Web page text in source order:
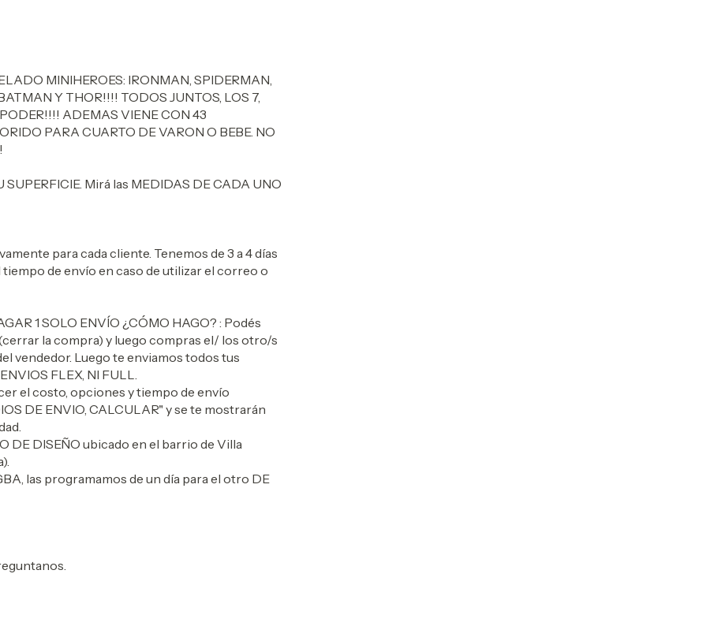
MINIHEROES: IRONMAN, SPIDERMAN,
Y THOR!!!! TODOS JUNTOS, LOS 7,
ADEMAS VIENE CON 43
PARA CUARTO DE VARON O BEBE. NO
Mirá las MEDIDAS DE CADA UNO
para cada cliente. Tenemos de 3 a 4 días
de envío en caso de utilizar el correo o
1 SOLO ENVÍO ¿CÓMO HAGO? : Podés
la compra) y luego compras el/ los otro/s
vendedor. Luego te enviamos todos tus
FLEX, NI FULL.
el costo, opciones y tiempo de envío
DE ENVIO, CALCULAR" y se te mostrarán
DE DISEÑO ubicado en el barrio de Villa
las programamos de un día para el otro DE